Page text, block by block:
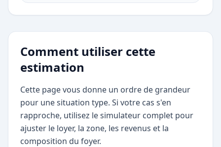
Comment utiliser cette
estimation
Cette page vous donne un ordre de grandeur
pour une situation type. Si votre cas s'en
rapproche, utilisez le simulateur complet pour
ajuster le loyer, la zone, les revenus et la
composition du foyer.